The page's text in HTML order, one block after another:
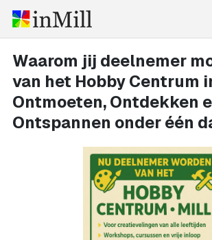
Waarom jij deelnemer
van het Hobby Centrum
Ontmoeten, Ontdekken
Ontspannen onder één